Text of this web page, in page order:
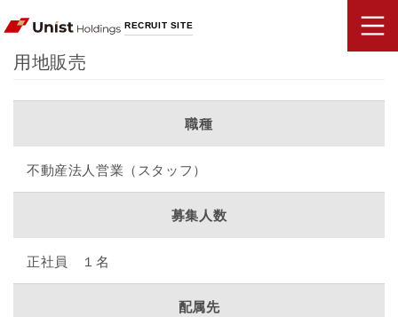
RECRUIT SITE
用地販売
職種
不動産法人営業（スタッフ）
募集人数
正社員 １名
配属先